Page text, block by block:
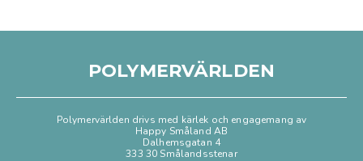
POLYMERVÄRLDEN
Polymervärlden drivs med kärlek och engagemang av
Happy Småland AB
Dalhemsgatan 4
333 30 Smålandsstenar